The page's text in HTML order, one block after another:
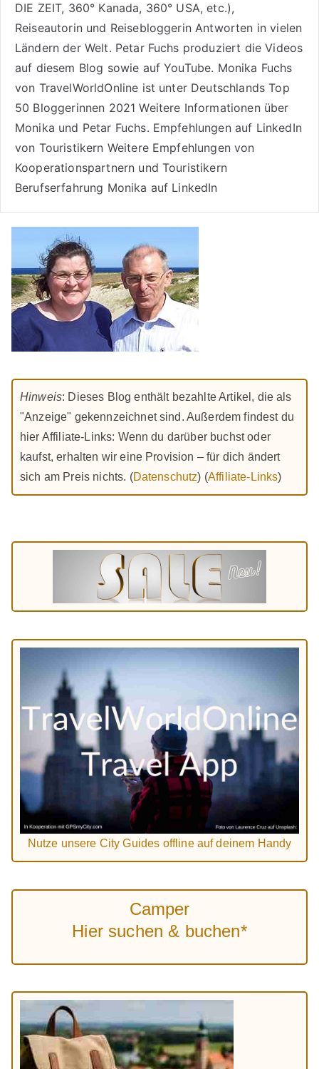
DIE ZEIT, 360° Kanada, 360° USA, etc.),
Reiseautorinund Reisebloggerin Antworten in vielen
Ländern der Welt. Petar Fuchs produziert die Videos
auf diesem Blog sowie aufYouTube. Monika Fuchs
von TravelWorldOnline ist unter Deutschlands Top
50 Bloggerinnen 2021 Weitere Informationen über
Monika und Petar Fuchs. Empfehlungen auf LinkedIn
von Touristikern Weitere Empfehlungen von
Kooperationspartnern und Touristikern
Berufserfahrung Monika auf LinkedIn
Hinweis: Dieses Blog enthält bezahlte Artikel, die als
"Anzeige" gekennzeichnet sind. Außerdem findest du
hier Affiliate-Links: Wenn du darüber buchst oder
kaufst, erhalten wir eine Provision – für dich ändert
sich am Preis nichts. (Datenschutz) (Affiliate-Links)
Nutze unsere City Guides offline auf deinem Handy
Camper
Hier suchen & buchen*